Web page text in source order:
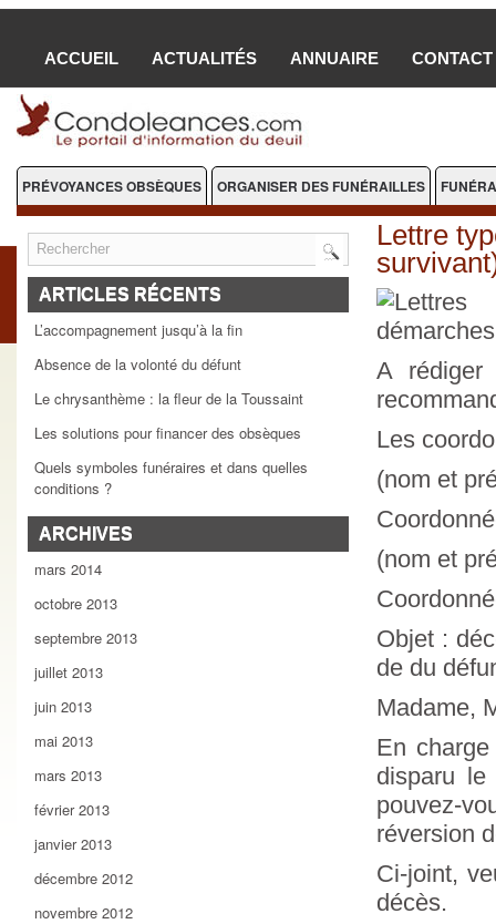
ACCUEIL ACTUALITÉS ANNUAIRE CONTACT
PRÉVOYANCES OBSÈQUES ORGANISER DES FUNÉRAILLES
ARTICLES RÉCENTS
L’accompagnement jusqu’à la fin
Absence de la volonté du défunt
Le chrysanthème : la fleur de la Toussaint
Les solutions pour financer des obsèques
Quels symboles funéraires et dans quelles
conditions ?
ARCHIVES
mars 2014
octobre 2013
septembre 2013
juillet 2013
juin 2013
mai 2013
mars 2013
février 2013
janvier 2013
décembre 2012
novembre 2012
Lettre
A
Les
(nom et
(nom et
Objet :
de du
Madame,
En
disparu
pouvez-
réversion
Ci-joint,
décès.